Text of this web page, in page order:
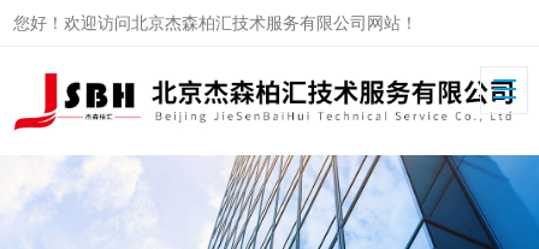
您好！欢迎访问北京杰森柏汇技术服务有限公司网站！